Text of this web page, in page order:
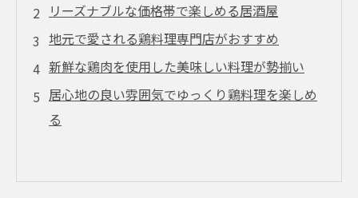
リーズナブルな価格帯で楽しめる居酒屋
地元で愛される鶏料理専門店がおすすめ
新鮮な鶏肉を使用した美味しい料理が勢揃い
居心地の良い雰囲気でゆっくり鶏料理を楽しめ
る